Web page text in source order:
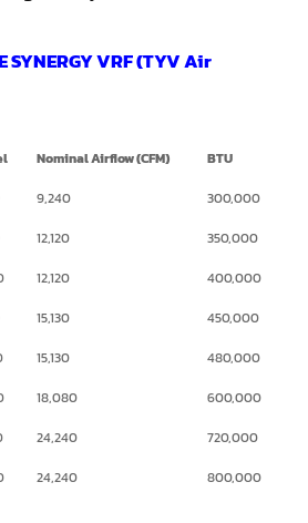
SYNERGY VRF (TYV Air
Nominal Airflow (CFM)
BTU
9,240
300,000
12,120
350,000
12,120
400,000
15,130
450,000
15,130
480,000
18,080
600,000
24,240
720,000
24,240 800,000